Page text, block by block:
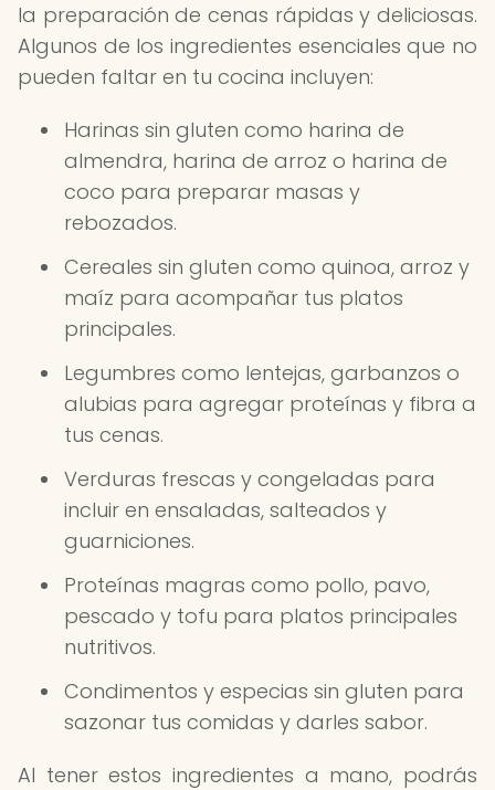
la preparación de cenas rápidas y deliciosas.
Algunos de los ingredientes esenciales que no
pueden faltar en tu cocina incluyen:
Harinas sin gluten como harina de
almendra, harina de arroz o harina de
coco para preparar masas y
rebozados.
Cereales sin gluten como quinoa, arroz y
maíz para acompañar tus platos
principales.
Legumbres como lentejas, garbanzos o
alubias para agregar proteínas y fibra a
tus cenas.
Verduras frescas y congeladas para
incluir en ensaladas, salteados y
guarniciones.
Proteínas magras como pollo, pavo,
pescado y tofu para platos principales
nutritivos.
Condimentos y especias sin gluten para
sazonar tus comidas y darles sabor.
Al tener estos ingredientes a mano, podrás